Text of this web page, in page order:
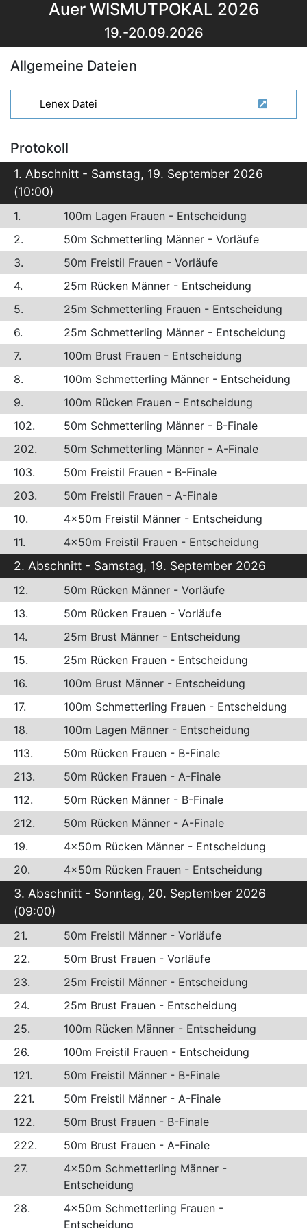
Auer WISMUTPOKAL 2026
19.-20.09.2026
Allgemeine Dateien
Lenex Datei
Protokoll
1. Abschnitt - Samstag, 19. September 2026
(10:00)
1.
100m Lagen Frauen - Entscheidung
2.
50m Schmetterling Männer - Vorläufe
3.
50m Freistil Frauen - Vorläufe
4.
25m Rücken Männer - Entscheidung
5.
25m Schmetterling Frauen - Entscheidung
6.
25m Schmetterling Männer - Entscheidung
7.
100m Brust Frauen - Entscheidung
8.
100m Schmetterling Männer - Entscheidung
9.
100m Rücken Frauen - Entscheidung
102.
50m Schmetterling Männer - B-Finale
202.
50m Schmetterling Männer - A-Finale
103.
50m Freistil Frauen - B-Finale
203.
50m Freistil Frauen - A-Finale
10.
4x50m Freistil Männer - Entscheidung
11.
4x50m Freistil Frauen - Entscheidung
2. Abschnitt - Samstag, 19. September 2026
12.
50m Rücken Männer - Vorläufe
13.
50m Rücken Frauen - Vorläufe
14.
25m Brust Männer - Entscheidung
15.
25m Rücken Frauen - Entscheidung
16.
100m Brust Männer - Entscheidung
17.
100m Schmetterling Frauen - Entscheidung
18.
100m Lagen Männer - Entscheidung
113.
50m Rücken Frauen - B-Finale
213.
50m Rücken Frauen - A-Finale
112.
50m Rücken Männer - B-Finale
212.
50m Rücken Männer - A-Finale
19.
4x50m Rücken Männer - Entscheidung
20.
4x50m Rücken Frauen - Entscheidung
3. Abschnitt - Sonntag, 20. September 2026
(09:00)
21.
50m Freistil Männer - Vorläufe
22.
50m Brust Frauen - Vorläufe
23.
25m Freistil Männer - Entscheidung
24.
25m Brust Frauen - Entscheidung
25.
100m Rücken Männer - Entscheidung
26.
100m Freistil Frauen - Entscheidung
121.
50m Freistil Männer - B-Finale
221.
50m Freistil Männer - A-Finale
122.
50m Brust Frauen - B-Finale
222.
50m Brust Frauen - A-Finale
27.
4x50m Schmetterling Männer -
Entscheidung
28.
4x50m Schmetterling Frauen -
Entscheidung